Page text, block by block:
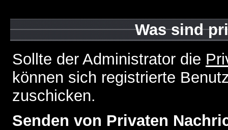
Was sind
Sollte der Administrator die
können sich registrierte
zuschicken.
Senden von Privaten